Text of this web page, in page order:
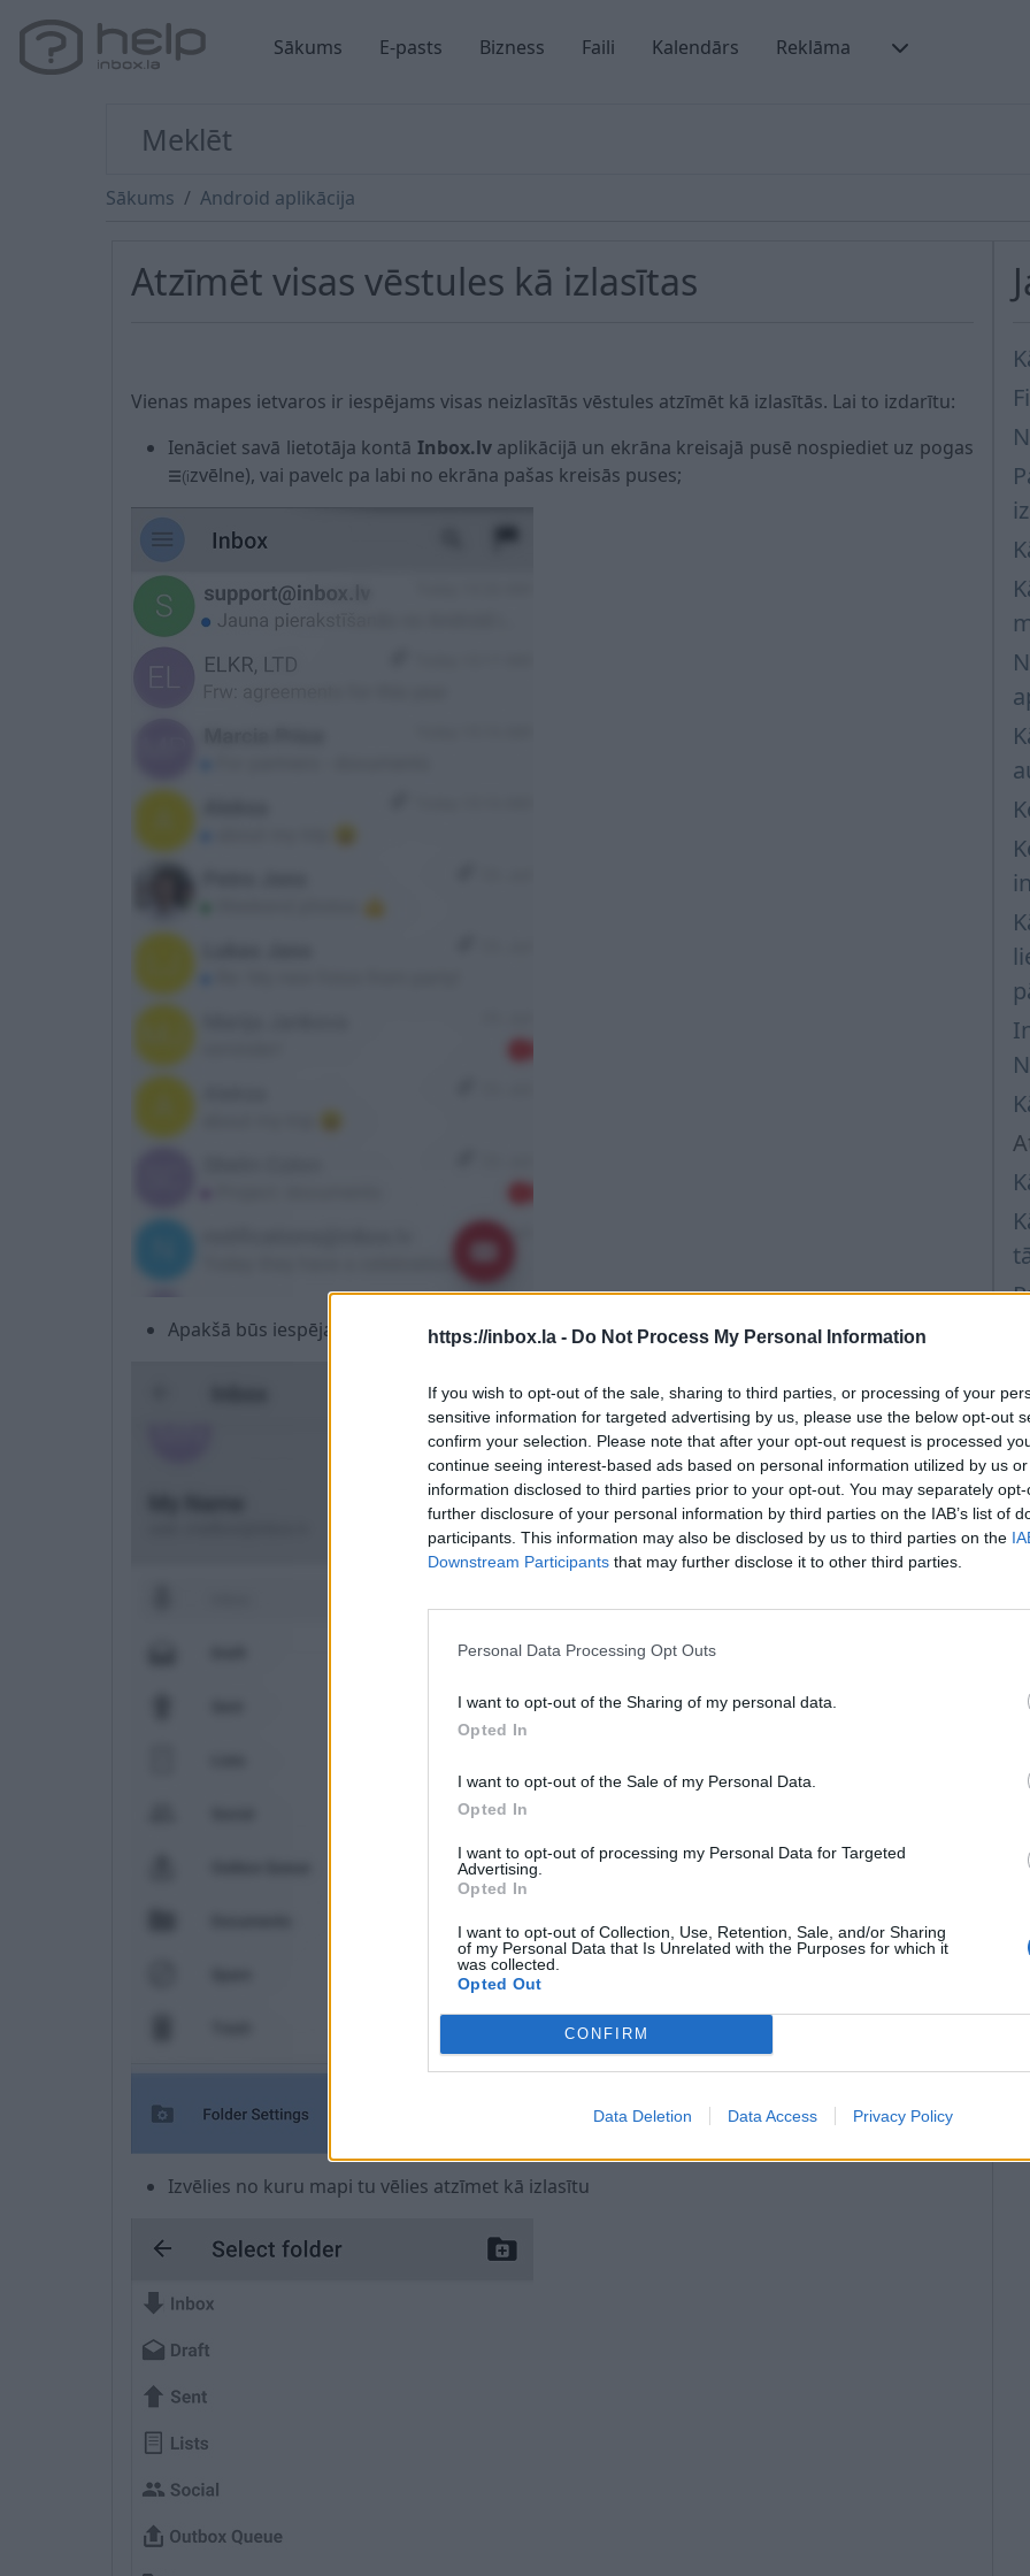
https://inbox.la - Do Not Process My Personal Information
If you wish to opt-out of the sale, sharing to third parties, or processing of your
sensitive information for targeted advertising by us, please use the below opt-out
confirm your selection. Please note that after your opt-out request is processed
continue seeing interest-based ads based on personal information utilized by us
information disclosed to third parties prior to your opt-out. You may separately
further disclosure of your personal information by third parties on the IAB’s list of
participants. This information may also be disclosed by us to third parties on the
Downstream Participants that may further disclose it to other third parties.
Personal Data Processing Opt Outs
I want to opt-out of the Sharing of my personal data.
Opted In
I want to opt-out of the Sale of my Personal Data.
Opted In
I want to opt-out of processing my Personal Data for Targeted
Advertising.
Opted In
I want to opt-out of Collection, Use, Retention, Sale, and/or Sharing
of my Personal Data that Is Unrelated with the Purposes for which it
was collected.
Opted Out
CONFIRM
Data Deletion Data Access Privacy Policy
Sākums E-pasts Bizness Faili Kalendārs Reklāma
Sākums Android aplikācija
Atzīmēt visas vēstules kā izlasītas
Vienas mapes ietvaros ir iespējams visas neizlasītās vēstules atzīmēt kā izlasītās. Lai to izdarītu:
Ienāciet savā lietotāja kontā Inbox.lvaplikācijā un ekrāna kreisajā pusē nospiediet uz pogas
☰(izvēlne), vai pavelc pa labi no ekrāna pašas kreisās puses;
Apakšā būs iespēja Mapes iestatījumi
Izvēlies no kuru mapi tu vēlies atzīmet kā izlasītu